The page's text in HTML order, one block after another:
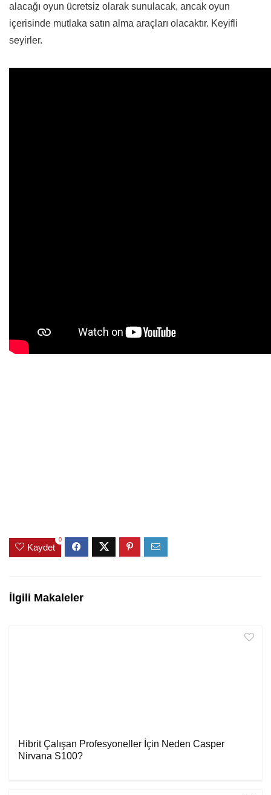
alacağı oyun ücretsiz olarak sunulacak, ancak oyun
içerisinde mutlaka satın alma araçları olacaktır. Keyifli
seyirler.
Kaydet
0
İlgili Makaleler
Hibrit Çalışan Profesyoneller İçin Neden Casper
Nirvana S100?